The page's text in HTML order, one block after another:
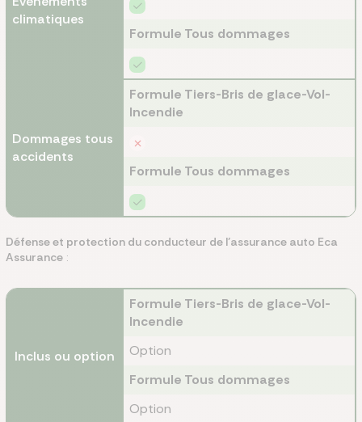
climatiques
Formule Tous dommages
Dommages tous
accidents
Formule Tiers-Bris de glace-Vol-
Incendie
Formule Tous dommages
Défense et protection du conducteur de l’assurance auto Eca
Assurance :
Inclus ou option
Formule Tiers-Bris de glace-Vol-
Incendie
Option
Formule Tous dommages
Option